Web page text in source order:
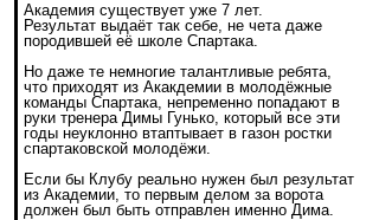
Академия существует уже 7 лет.
Результат выдаёт так себе, не чета даже
породившей её школе Спартака.
Но даже те немногие талантливые ребята,
что приходят из Акакдемии в молодёжные
команды Спартака, непременно попадают в
руки тренера Димы Гунько, который все эти
годы неуклонно втаптывает в газон ростки
спартаковской молодёжи.
Если бы Клубу реально нужен был результат
из Академии, то первым делом за ворота
должен был быть отправлен именно Дима.